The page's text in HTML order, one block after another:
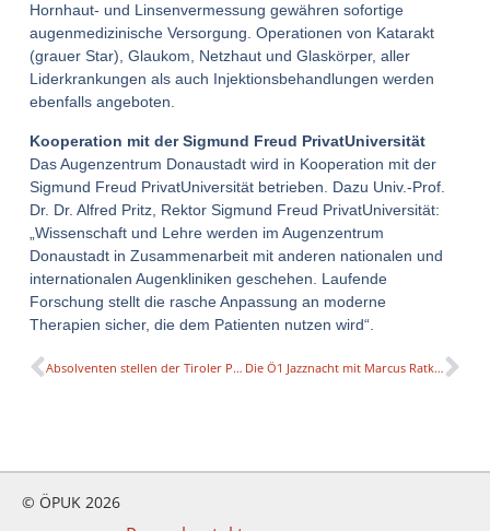
Hornhaut- und Linsenvermessung gewähren sofortige
augenmedizinische Versorgung. Operationen von Katarakt
(grauer Star), Glaukom, Netzhaut und Glaskörper, aller
Liderkrankungen als auch Injektionsbehandlungen werden
ebenfalls angeboten.
Kooperation mit der Sigmund Freud PrivatUniversität
Das Augenzentrum Donaustadt wird in Kooperation mit der
Sigmund Freud PrivatUniversität betrieben. Dazu Univ.-Prof.
Dr. Dr. Alfred Pritz, Rektor Sigmund Freud PrivatUniversität:
„Wissenschaft und Lehre werden im Augenzentrum
Donaustadt in Zusammenarbeit mit anderen nationalen und
internationalen Augenkliniken geschehen. Laufende
Forschung stellt die rasche Anpassung an moderne
Therapien sicher, die dem Patienten nutzen wird“.
Absolventen stellen der Tiroler Privatuniversität UMIT positives Zeugnis aus Die Ö1 Jazznacht mit Marcus Ratka, Rektor des JAM Music Lab
© ÖPUK 2026